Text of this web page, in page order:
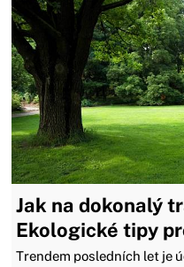
Jak na dokonalý
Ekologické tipy
Trendem posledních let je